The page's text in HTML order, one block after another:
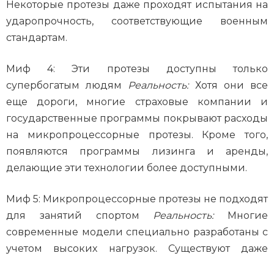
Некоторые протезы даже проходят испытания на
ударопрочность, соответствующие военным
стандартам.
Миф 4: Эти протезы доступны только
супербогатым людям Реальность:Хотя они все
еще дороги, многие страховые компании и
государственные программы покрывают расходы
на микропроцессорные протезы. Кроме того,
появляются программы лизинга и аренды,
делающие эти технологии более доступными.
Миф 5: Микропроцессорные протезы не подходят
для занятий спортом Реальность:Многие
современные модели специально разработаны с
учетом высоких нагрузок. Существуют даже